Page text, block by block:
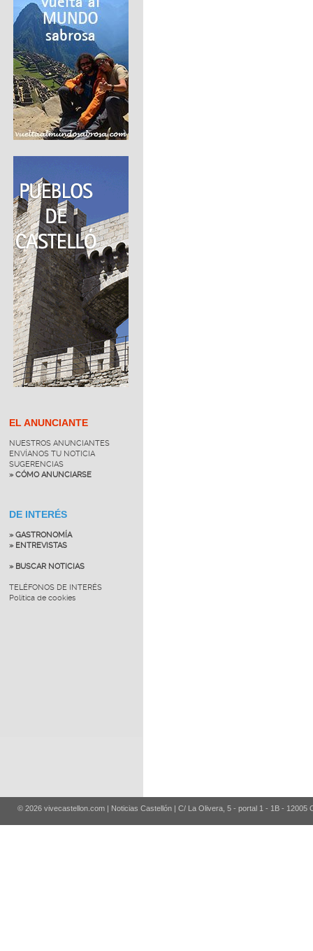
EL ANUNCIANTE
NUESTROS ANUNCIANTES
ENVÍANOS TU NOTICIA
SUGERENCIAS
» CÓMO ANUNCIARSE
DE INTERÉS
» GASTRONOMÍA
» ENTREVISTAS
» BUSCAR NOTICIAS
TELÉFONOS DE INTERÉS
Política de cookies
© 2026 vivecastellon.com | Noticias Castellón | C/ La Olivera, 5 - portal 1 - 1B - 12005